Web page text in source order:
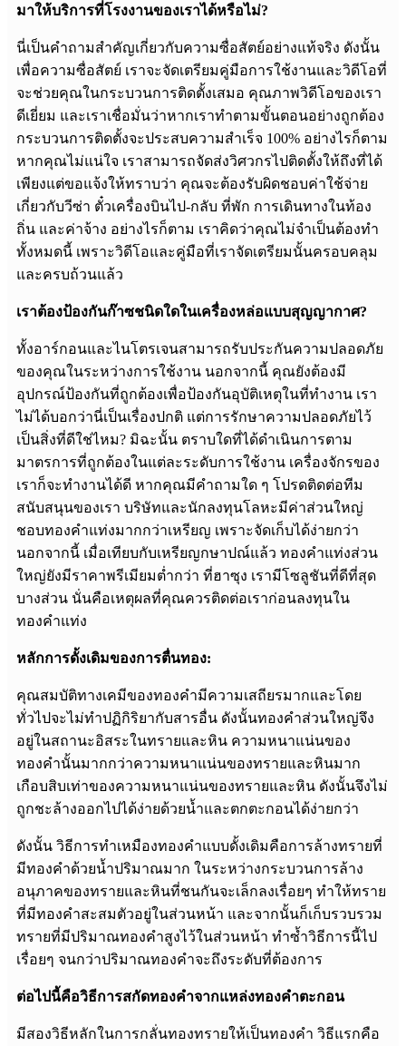
มาให้บริการที่โรงงานของเราได้หรือไม่?
นี่เป็นคำถามสำคัญเกี่ยวกับความซื่อสัตย์อย่างแท้จริง ดังนั้น
เพื่อความซื่อสัตย์ เราจะจัดเตรียมคู่มือการใช้งานและวิดีโอที่
จะช่วยคุณในกระบวนการติดตั้งเสมอ คุณภาพวิดีโอของเรา
ดีเยี่ยม และเราเชื่อมั่นว่าหากเราทำตามขั้นตอนอย่างถูกต้อง
กระบวนการติดตั้งจะประสบความสำเร็จ 100% อย่างไรก็ตาม
หากคุณไม่แน่ใจ เราสามารถจัดส่งวิศวกรไปติดตั้งให้ถึงที่ได้
เพียงแต่ขอแจ้งให้ทราบว่า คุณจะต้องรับผิดชอบค่าใช้จ่าย
เกี่ยวกับวีซ่า ตั๋วเครื่องบินไป-กลับ ที่พัก การเดินทางในท้อง
ถิ่น และค่าจ้าง อย่างไรก็ตาม เราคิดว่าคุณไม่จำเป็นต้องทำ
ทั้งหมดนี้ เพราะวิดีโอและคู่มือที่เราจัดเตรียมนั้นครอบคลุม
และครบถ้วนแล้ว
เราต้องป้องกันก๊าซชนิดใดในเครื่องหล่อแบบสุญญากาศ?
ทั้งอาร์กอนและไนโตรเจนสามารถรับประกันความปลอดภัย
ของคุณในระหว่างการใช้งาน นอกจากนี้ คุณยังต้องมี
อุปกรณ์ป้องกันที่ถูกต้องเพื่อป้องกันอุบัติเหตุในที่ทำงาน เรา
ไม่ได้บอกว่านี่เป็นเรื่องปกติ แต่การรักษาความปลอดภัยไว้
เป็นสิ่งที่ดีใช่ไหม? มิฉะนั้น ตราบใดที่ได้ดำเนินการตาม
มาตรการที่ถูกต้องในแต่ละระดับการใช้งาน เครื่องจักรของ
เราก็จะทำงานได้ดี หากคุณมีคำถามใด ๆ โปรดติดต่อทีม
สนับสนุนของเรา บริษัทและนักลงทุนโลหะมีค่าส่วนใหญ่
ชอบทองคำแท่งมากกว่าเหรียญ เพราะจัดเก็บได้ง่ายกว่า
นอกจากนี้ เมื่อเทียบกับเหรียญกษาปณ์แล้ว ทองคำแท่งส่วน
ใหญ่ยังมีราคาพรีเมียมต่ำกว่า ที่ฮาซุง เรามีโซลูชันที่ดีที่สุด
บางส่วน นั่นคือเหตุผลที่คุณควรติดต่อเราก่อนลงทุนใน
ทองคำแท่ง
หลักการดั้งเดิมของการตื่นทอง:
คุณสมบัติทางเคมีของทองคำมีความเสถียรมากและโดย
ทั่วไปจะไม่ทำปฏิกิริยากับสารอื่น ดังนั้นทองคำส่วนใหญ่จึง
อยู่ในสถานะอิสระในทรายและหิน ความหนาแน่นของ
ทองคำนั้นมากกว่าความหนาแน่นของทรายและหินมาก
เกือบสิบเท่าของความหนาแน่นของทรายและหิน ดังนั้นจึงไม่
ถูกชะล้างออกไปได้ง่ายด้วยน้ำและตกตะกอนได้ง่ายกว่า
ดังนั้น วิธีการทำเหมืองทองคำแบบดั้งเดิมคือการล้างทรายที่
มีทองคำด้วยน้ำปริมาณมาก ในระหว่างกระบวนการล้าง
อนุภาคของทรายและหินที่ชนกันจะเล็กลงเรื่อยๆ ทำให้ทราย
ที่มีทองคำสะสมตัวอยู่ในส่วนหน้า และจากนั้นก็เก็บรวบรวม
ทรายที่มีปริมาณทองคำสูงไว้ในส่วนหน้า ทำซ้ำวิธีการนี้ไป
เรื่อยๆ จนกว่าปริมาณทองคำจะถึงระดับที่ต้องการ
ต่อไปนี้คือวิธีการสกัดทองคำจากแหล่งทองคำตะกอน
มีสองวิธีหลักในการกลั่นทองทรายให้เป็นทองคำ วิธีแรกคือ